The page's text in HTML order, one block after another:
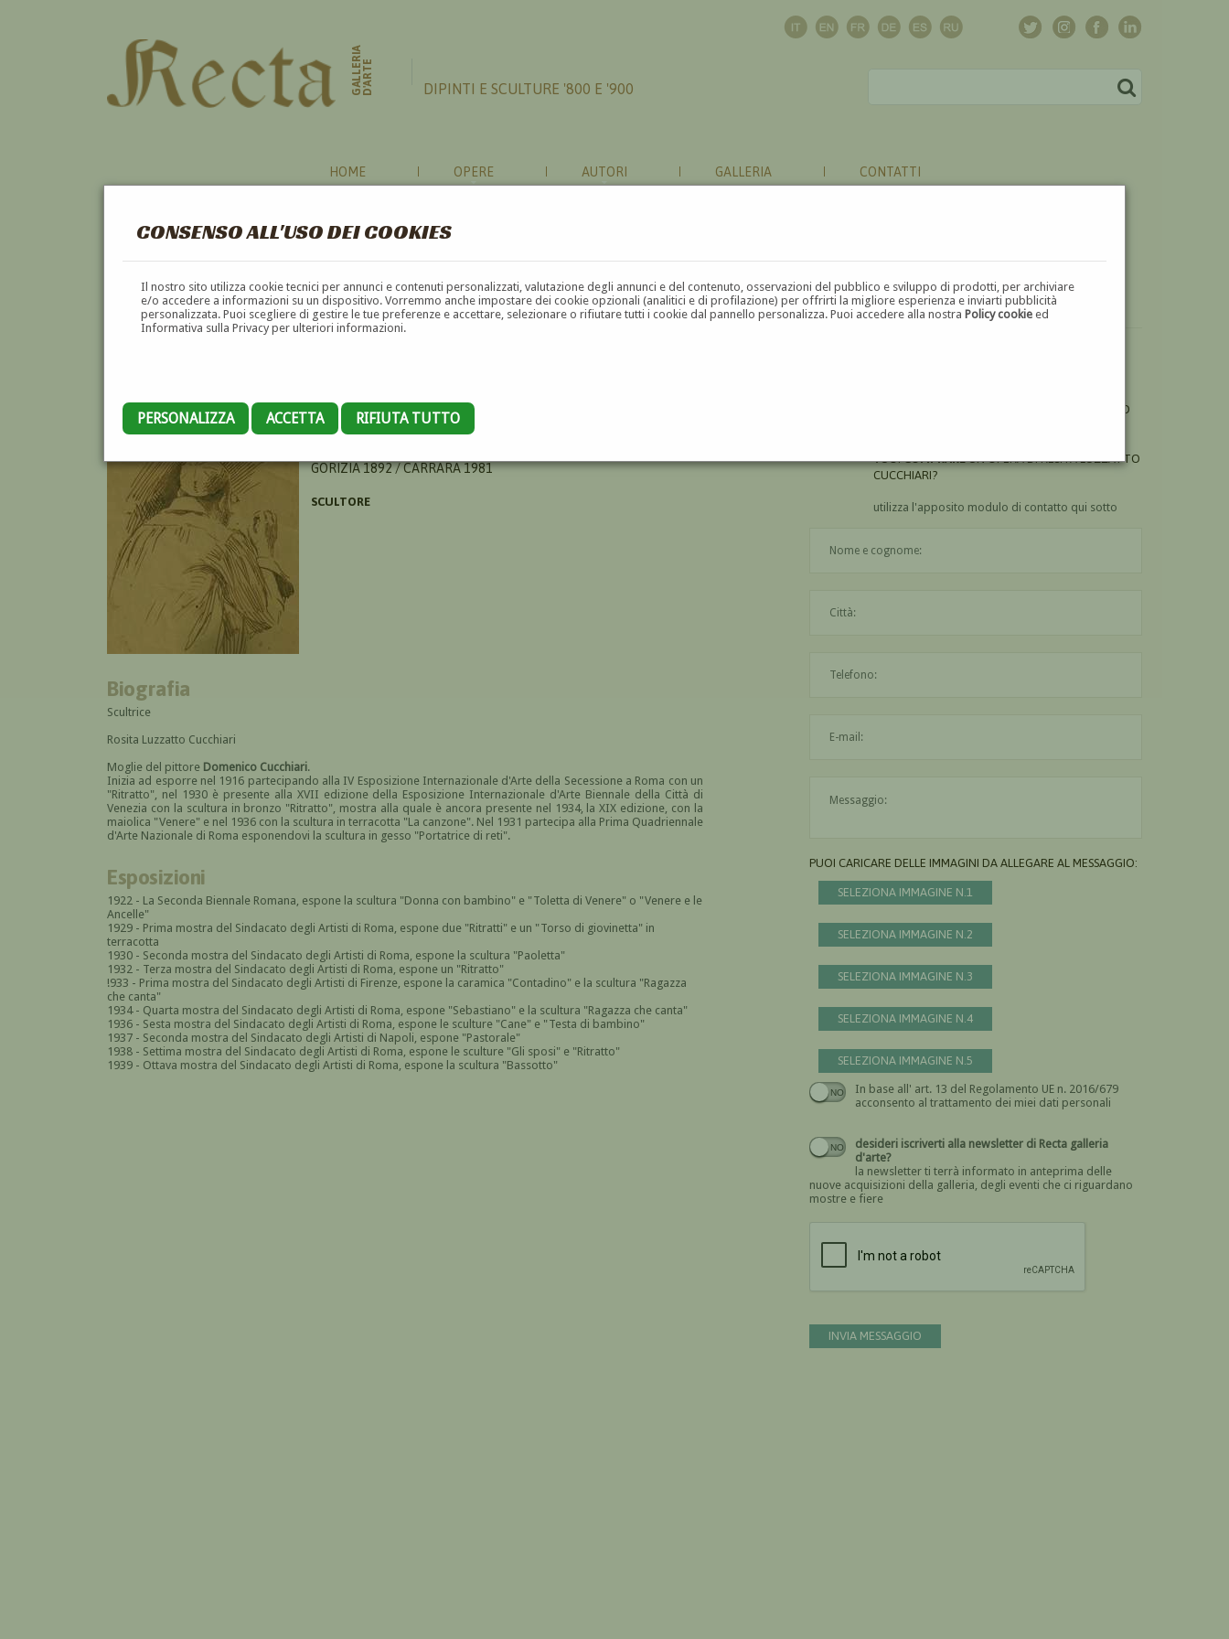
CONSENSO ALL'USO DEI COOKIES
Il nostro sito utilizza cookie tecnici per annunci e contenuti personalizzati, valutazione degli annunci e del contenuto, osservazioni del pubblico e sviluppo di prodotti, per archiviare
e/o accedere a informazioni su un dispositivo. Vorremmo anche impostare dei cookie opzionali (analitici e di profilazione) per offrirti la migliore esperienza e inviarti pubblicità
personalizzata. Puoi scegliere di gestire le tue preferenze e accettare, selezionare o rifiutare tutti i cookie dal pannello personalizza. Puoi accedere alla nostraPolicy cookie ed
Informativa sulla Privacy per ulteriori informazioni.
PERSONALIZZA ACCETTA RIFIUTA TUTTO
GALLERIAD'ARTE DIPINTI E SCULTURE '800 E '900
HOME OPERE AUTORI GALLERIA CONTATTI
RESITA LUZZATTO CUCCHIARI
GORIZIA 1892 / CARRARA 1981
SCULTORE
Biografia
Scultrice
Rosita Luzzatto Cucchiari
Moglie del pittore Domenico Cucchiari.
Inizia ad esporre nel 1916 partecipando alla IV Esposizione Internazionale d'Arte della Secessione a Roma con un
"Ritratto", nel 1930 è presente alla XVII edizione della Esposizione Internazionale d'Arte Biennale della Città di
Venezia con la scultura in bronzo "Ritratto", mostra alla quale è ancora presente nel 1934, la XIX edizione, con la
maiolica "Venere" e nel 1936 con la scultura in terracotta "La canzone". Nel 1931 partecipa alla Prima Quadriennale
d'Arte Nazionale di Roma esponendovi la scultura in gesso "Portatrice di reti".
Esposizioni
1922 - La Seconda Biennale Romana, espone la scultura "Donna con bambino" e "Toletta di Venere" o "Venere e le
Ancelle"
1929 - Prima mostra del Sindacato degli Artisti di Roma, espone due "Ritratti" e un "Torso di giovinetta" in
terracotta
1930 - Seconda mostra del Sindacato degli Artisti di Roma, espone la scultura "Paoletta"
1932 - Terza mostra del Sindacato degli Artisti di Roma, espone un "Ritratto"
!933 - Prima mostra del Sindacato degli Artisti di Firenze, espone la caramica "Contadino" e la scultura "Ragazza
che canta"
1934- Quarta mostra del Sindacato degli Artisti di Roma, espone "Sebastiano" e la scultura "Ragazza che canta"
1936 - Sesta mostra del Sindacato degli Artisti di Roma, espone le sculture "Cane" e "Testa di bambino"
1937 - Seconda mostra del Sindacato degli Artisti di Napoli, espone "Pastorale"
1938 - Settima mostra del Sindacato degli Artisti di Roma, espone le sculture "Gli sposi" e "Ritratto"
1939 - Ottava mostra del Sindacato degli Artisti di Roma, espone la scultura "Bassotto"
UN'OPERA DI RESITA LUZZATTO
VUOICOMPRAREUN'OPERA DI RESITA LUZZATTO
CUCCHIARI?
utilizza l'apposito modulo di contatto qui sotto
PUOI CARICARE DELLE IMMAGINI DA ALLEGARE AL MESSAGGIO:
SELEZIONA IMMAGINE N.1
SELEZIONA IMMAGINE N.2
SELEZIONA IMMAGINE N.3
SELEZIONA IMMAGINE N.4
SELEZIONA IMMAGINE N.5
In base all' art. 13 del Regolamento UE n. 2016/679
acconsento al trattamento dei miei dati personali
Devi dare il consenso
desideri iscriverti alla newsletter di Recta galleria
d'arte?
la newsletter ti terrà informato in anteprima delle
nuove acquisizioni della galleria, degli eventi che ci riguardano
mostre e fiere
INVIA MESSAGGIO